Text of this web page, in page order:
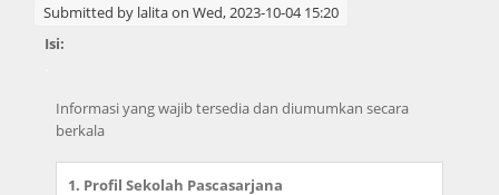
Submitted by lalitaon Wed, 2023-10-04 15:20
Isi:
Informasi yang wajib tersedia dan diumumkan secara
berkala
1. Profil Sekolah Pascasarjana